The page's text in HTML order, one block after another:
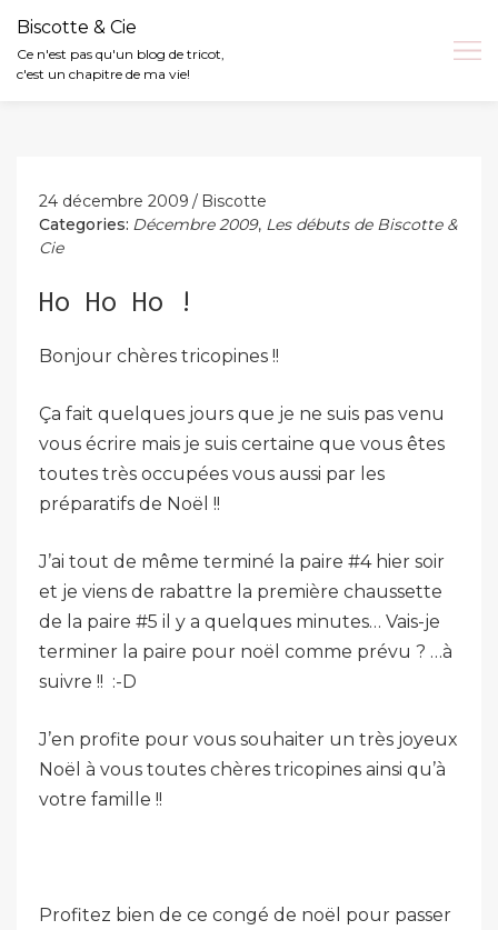
Biscotte & Cie
Ce n'est pas qu'un blog de tricot,
c'est un chapitre de ma vie!
24 décembre 2009
Biscotte
Categories: Décembre 2009, Les débuts de Biscotte &
Cie
Ho Ho Ho !
Bonjour chères tricopines !!
Ça fait quelques jours que je ne suis pas venu
vous écrire mais je suis certaine que vous êtes
toutes très occupées vous aussi par les
préparatifs de Noël !!
J’ai tout de même terminé la paire #4 hier soir
et je viens de rabattre la première chaussette
de la paire #5 il y a quelques minutes… Vais-je
terminer la paire pour noël comme prévu ? …à
suivre !! :-D
J’en profite pour vous souhaiter un très joyeux
Noël à vous toutes chères tricopines ainsi qu’à
votre famille !!
Profitez bien de ce congé de noël pour passer